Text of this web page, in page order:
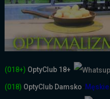
(018+) OptyClub 18+
(018) OptyClub Damsko